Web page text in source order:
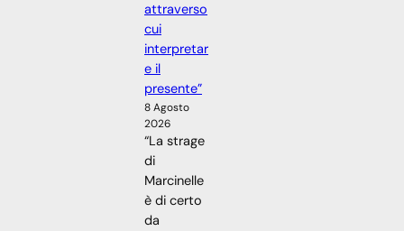
attraverso
cui
interpretar
e il
presente”
8 Agosto
2026
“La strage
di
Marcinelle
è di certo
da